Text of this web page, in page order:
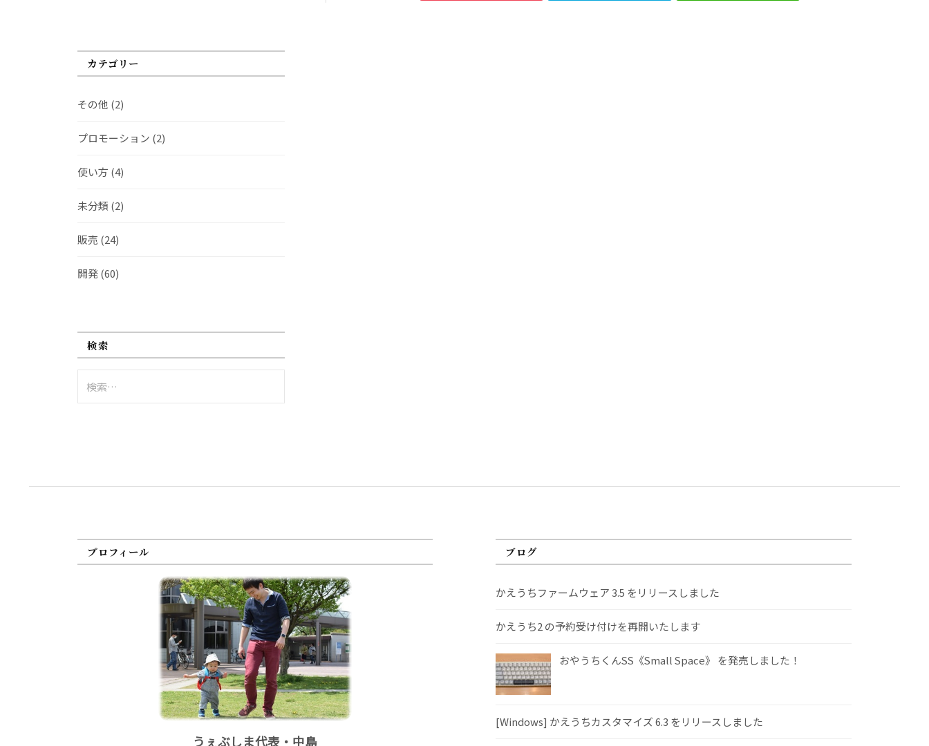
カテゴリー
その他 (2)
プロモーション (2)
使い方 (4)
未分類 (2)
販売 (24)
開発(60)
検索
索:
プロフィール
うぇぶしま代表・中島
ブログ
かえうちファームウェア 3.5 をリリースしました
かえうち2 の予約受け付けを再開いたします
おやうちくんSS《Small Space》 を発売しました！
[Windows] かえうちカスタマイズ 6.3 をリリースしました